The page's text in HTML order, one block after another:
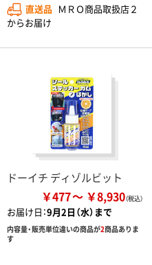
直送品 ＭＲＯ商品取扱店２
からお届け
ドーイチ ディゾルビット
￥477 ￥8,930
お届け日：9月2日（水）まで
内容量・販売単位違いの商品が2商品ありま
す